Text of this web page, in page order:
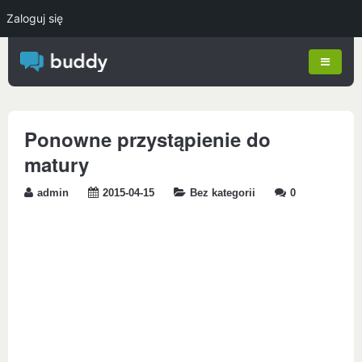
Ponowne przystąpienie do
matury
admin 2015-04-15 Bez kategorii 0
Zaloguj się